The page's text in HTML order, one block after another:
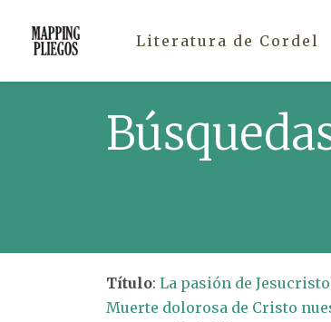
Literatura de Cordel
Título: La pasión de
Muerte dolorosa de Cristo